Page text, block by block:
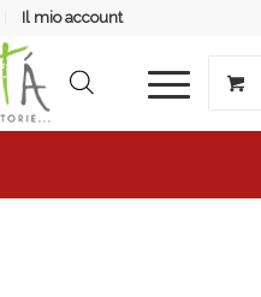
Il mio account